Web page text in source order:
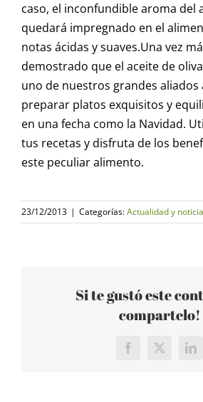
caso, el inconfundible aroma del
quedará impregnado en el
notas ácidas y suaves.Una vez
demostrado que el aceite de
uno de nuestros grandes aliados
preparar platos exquisitos y
en una fecha como la Navidad.
tus recetas y disfruta de los
este peculiar alimento.
23/12/2013 | Categorías:Actualidad y
Si te gustó este
compartelo!
Facebook
X